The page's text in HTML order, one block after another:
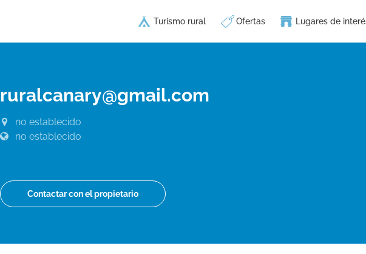
Turismo rural Ofertas Lugares de
ruralcanary@gmail.com
no establecido
no establecido
Contactar con el propietario